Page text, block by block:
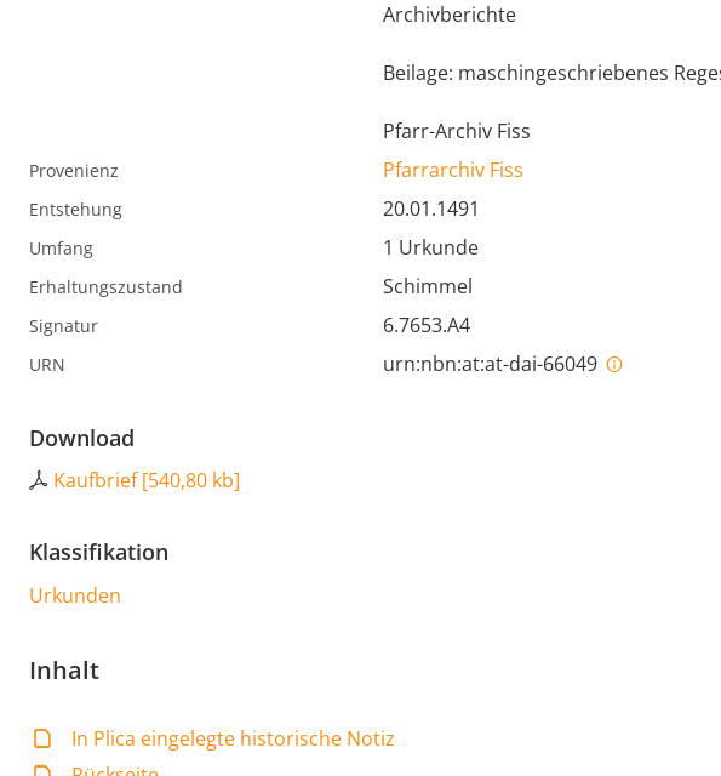
Archivberichte
Beilage: maschingeschriebenes
Pfarr-Archiv Fiss
Provenienz Pfarrarchiv Fiss
Entstehung 20.01.1491
Umfang 1 Urkunde
Erhaltungszustand Schimmel
Signatur 6.7653.A4
URN urn:nbn:at:at-dai-66049
Download
Kaufbrief[540,80 kb]
Klassifikation
Urkunden
Inhalt
In Plica eingelegte historische Notiz